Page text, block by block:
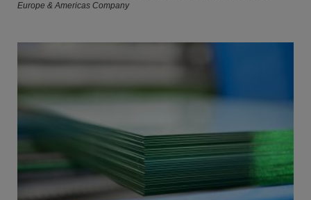
Europe & Americas Company